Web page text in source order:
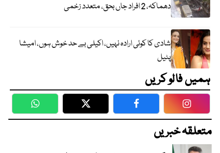
دھماکہ، 2 افراد جاں بحق، متعدد زخمی
شادی کا کوئی ارادہ نہیں، اکیلی بے حد خوش ہوں، امیشا
پٹیل
ہمیں فالو کریں
WhatsApp Twitter Facebook
متعلقہ خبریں